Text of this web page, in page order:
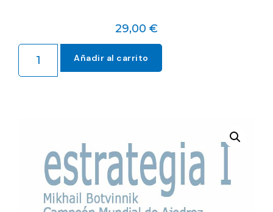
29,00 €
Añadir al carrito